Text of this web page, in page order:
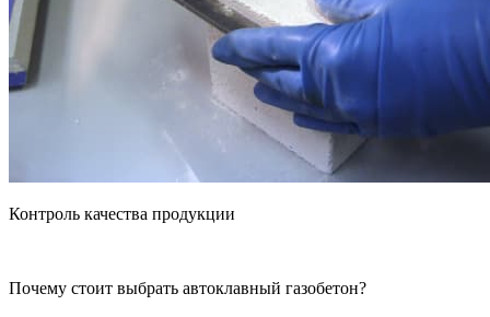
Контроль качества продукции
Почему стоит выбрать автоклавный газобетон?